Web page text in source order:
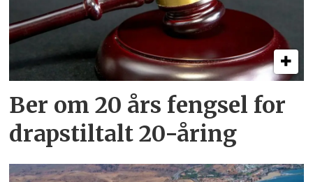
Ber om 20 års fengsel for
drapstiltalt 20-åring